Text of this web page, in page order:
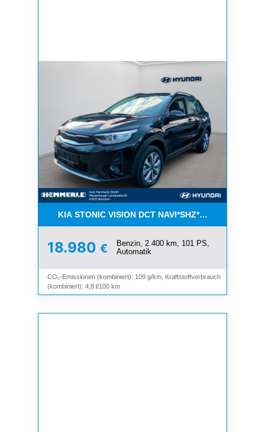
KIA STONIC VISION DCT
18.980 €
Benzin, 2.400 km, 101 PS,
Automatik
CO₂-Emissionen (kombiniert): 109 g/km, Kraftstoffverbrauch
(kombiniert): 4,8 l/100 km